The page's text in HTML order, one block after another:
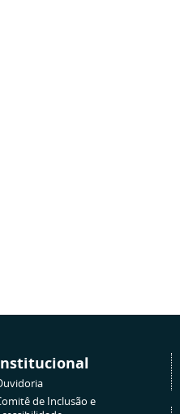
de Inclusão e